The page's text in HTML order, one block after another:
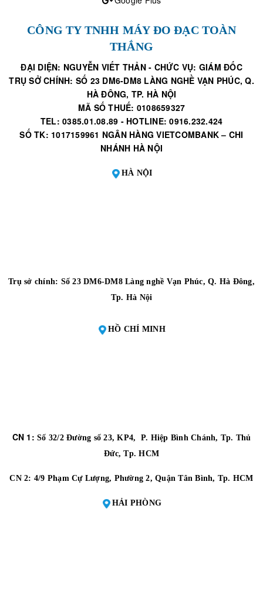
CÔNG TY TNHH MÁY ĐO ĐẠC TOÀN
THẮNG
ĐẠI DIỆN: NGUYỄN VIẾT THẢN - CHỨC VỤ: GIÁM ĐỐC
TRỤ SỞ CHÍNH: SỐ 23 DM6-DM8 LÀNG NGHỀ VẠN PHÚC, Q.
HÀ ĐÔNG, TP. HÀ NỘI
MÃ SỐ THUẾ: 0108659327
TEL: 0385.01.08.89 - HOTLINE: 0916.232.424
SỐ TK: 1017159961 NGÂN HÀNG VIETCOMBANK – CHI
NHÁNH HÀ NỘI
HÀ NỘI
Trụ sở chính: Số 23 DM6-DM8 Làng nghề Vạn Phúc, Q. Hà Đông,
Tp. Hà Nội
HỒ CHÍ MINH
CN 1: Số 32/2 Đường số 23, KP4, P. Hiệp Bình Chánh, Tp. Thủ
Đức, Tp. HCM
CN 2: 4/9 Phạm Cự Lượng, Phường 2, Quận Tân Bình, Tp. HCM
HẢI PHÒNG